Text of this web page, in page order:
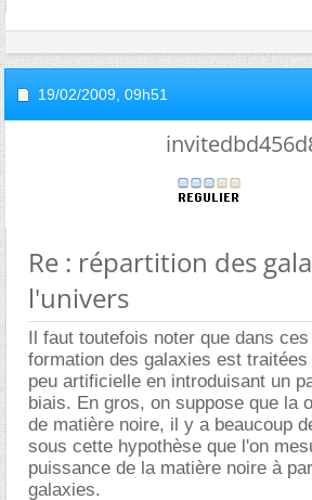
19/02/2009, 09h51
Re : répartition des
l'univers
Il faut toutefois noter que dans
formation des galaxies est
peu artificielle en introduisant un
biais. En gros, on suppose que la
de matière noire, il y a beaucoup
sous cette hypothèse que l'on
puissance de la matière noire à
galaxies.